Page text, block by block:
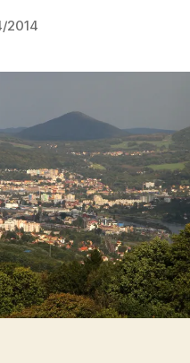
Autor
příspěvku
a
2014